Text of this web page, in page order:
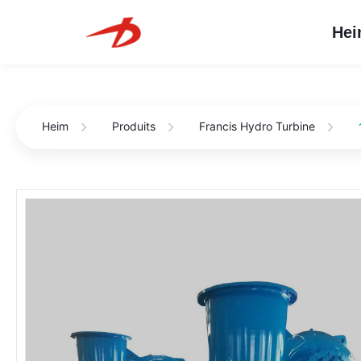
Heim Produits Francis Hydro Turbine